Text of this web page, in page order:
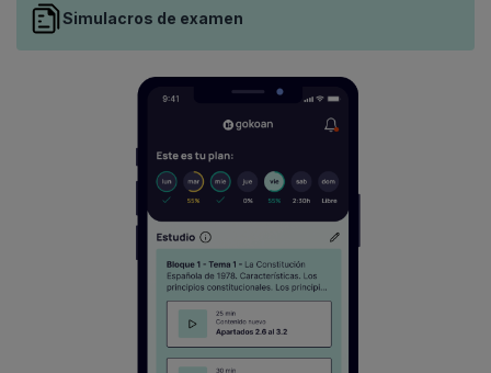
Simulacros de examen